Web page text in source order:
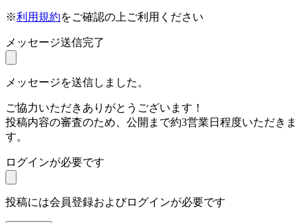
※利用規約をご確認の上ご利用ください
メッセージ送信完了
メッセージを送信しました。
ご協力いただきありがとうございます！
投稿内容の審査のため、公開まで約3営業日程度いただきま
す。
ログインが必要です
投稿には会員登録およびログインが必要です